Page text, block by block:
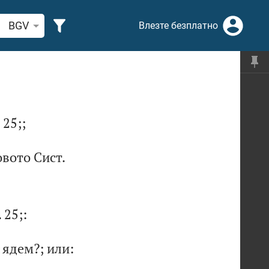
стих или дума в Библията
BGV Влезте безплатно
25;;
вотоСист.
25;:
ядем?; или: